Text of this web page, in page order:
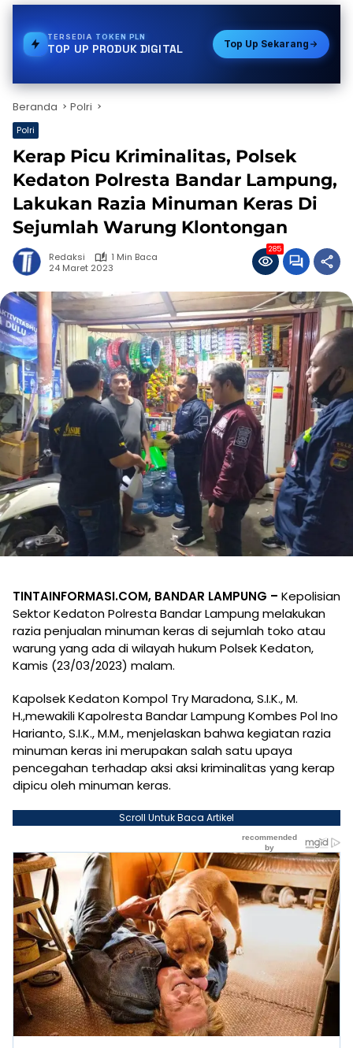
TERSEDIA PAKET DATA
TOP UP PRODUK DIGITAL Top Up Sekarang
Beranda Polri
Polri
Kerap Picu Kriminalitas, Polsek
Kedaton Polresta Bandar Lampung,
Lakukan Razia Minuman Keras Di
Sejumlah Warung Klontongan
Redaksi
1 Min Baca
24 Maret 2023
285
TINTAINFORMASI.COM, BANDAR LAMPUNG – Kepolisian
Sektor Kedaton Polresta Bandar Lampung melakukan
razia penjualan minuman keras di sejumlah toko atau
warung yang ada di wilayah hukum Polsek Kedaton,
Kamis (23/03/2023) malam.
Kapolsek Kedaton Kompol Try Maradona, S.I.K., M.
H.,mewakili Kapolresta Bandar Lampung Kombes Pol Ino
Harianto, S.I.K., M.M., menjelaskan bahwa kegiatan razia
minuman keras ini merupakan salah satu upaya
pencegahan terhadap aksi aksi kriminalitas yang kerap
dipicu oleh minuman keras.
Scroll Untuk Baca Artikel